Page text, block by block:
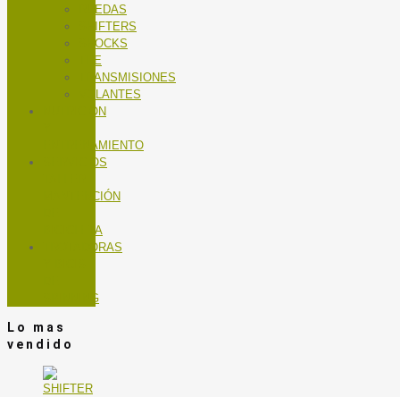
RUEDAS
SHIFTERS
SHOCKS
TEE
TRANSMISIONES
VOLANTES
NUTRICIÓN
ENTRENAMIENTO
SERVICIOS
MANTENCIÓN
BICICLETA
TROTADORAS
SPINNING
Lo mas
vendido